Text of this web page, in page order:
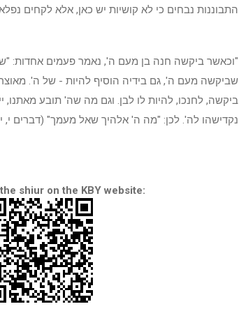
התבוננות נבחים כי לא קושיות יש כאן, אלא לקחים
"וכאשר ביקשה חנה בן מעם ה', נאמר פעמים אחדות:
שביקשה מעם ה', גם בידיה הוסיף להיות - של ה'. מאוצר
ביקשה, לחנכו, להיות לו לבן. וגם מה שה' תובע מאתנו,
נקדישהו לה'. לכן: "מה ה' אלהיך שאל מעמך" (דברים י,
shiur on the KBY website: